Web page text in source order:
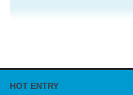
説してる記事が少ないので
https://
HOT ENTRY